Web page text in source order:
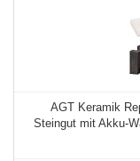
AGT Keramik
Steingut mit Akku-